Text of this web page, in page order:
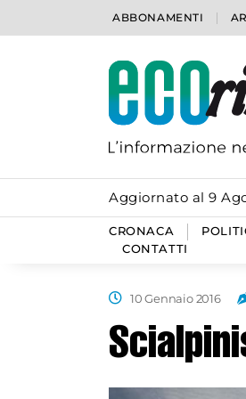
ABBONAMENTI
Aggiornato al 9
CRONACA
CONTATTI
10 Gennaio 2016